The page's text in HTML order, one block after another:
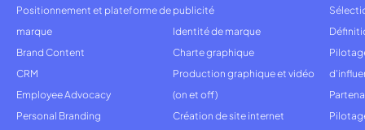
Positionnement et plateforme de
marque
Brand Content
CRM
Employee Advocacy
Personal Branding
publicité
Identité de marque
Charte graphique
Production graphique et vidéo
(on et off)
Création de site internet